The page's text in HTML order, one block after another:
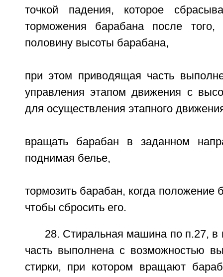
точкой падения, которое
торможения барабана после того,
половину высоты барабана,
при этом приводящая часть
управления этапом движения с
для осуществления этапного
вращать барабан в заданном
поднимая белье,
тормозить барабан, когда положение
чтобы сбросить его.
28. Стиральная машина по п.27, в
часть выполнена с возможностью
стирки, при котором вращают